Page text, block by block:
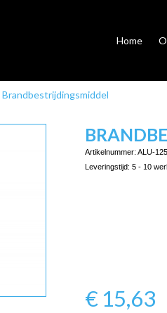
Home
Brandbestrijdingsmiddel
Artikelnummer: ALU-
Leveringstijd: 5 - 10
€ 15,63